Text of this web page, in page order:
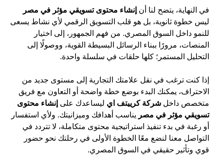
في النهاية، يتضح لنا أن إنشاء محتوى تسويقي مؤثر في مصر
ليس خطوة ثانوية، بل هو قلب التسويق الرقمي لأي نشاط يسعى
للنمو داخل السوق المصري. من فهم الجمهور، إلى اختيار
المنصات، مرورًا ببناء الرسائل البسيطة القوية، ووصولًا إلى
التحليل المستمر؛ كلها حلقات في سلسلة واحدة.
إذا كنت ترغب في نقل علامتك التجارية إلى مستوى جديد من
الاحتراف، يمكنك البدء بوضع خطة واضحة أو التعاون مع فريق
متخصص داخل شركة كرييتف اي ليساعدك على إنشاء محتوى
تسويقي مؤثر في مصر يناسب أهدافك وميزانيتك. ولأي استفسار
أو رغبة في بدء تنفيذ استراتيجية محتوى متكاملة، لا تتردد في
التواصل معنا لنضع معًا الخطوة الأولى في رحلتك نحو حضور
قوي وتأثير حقيقي في السوق المصري.